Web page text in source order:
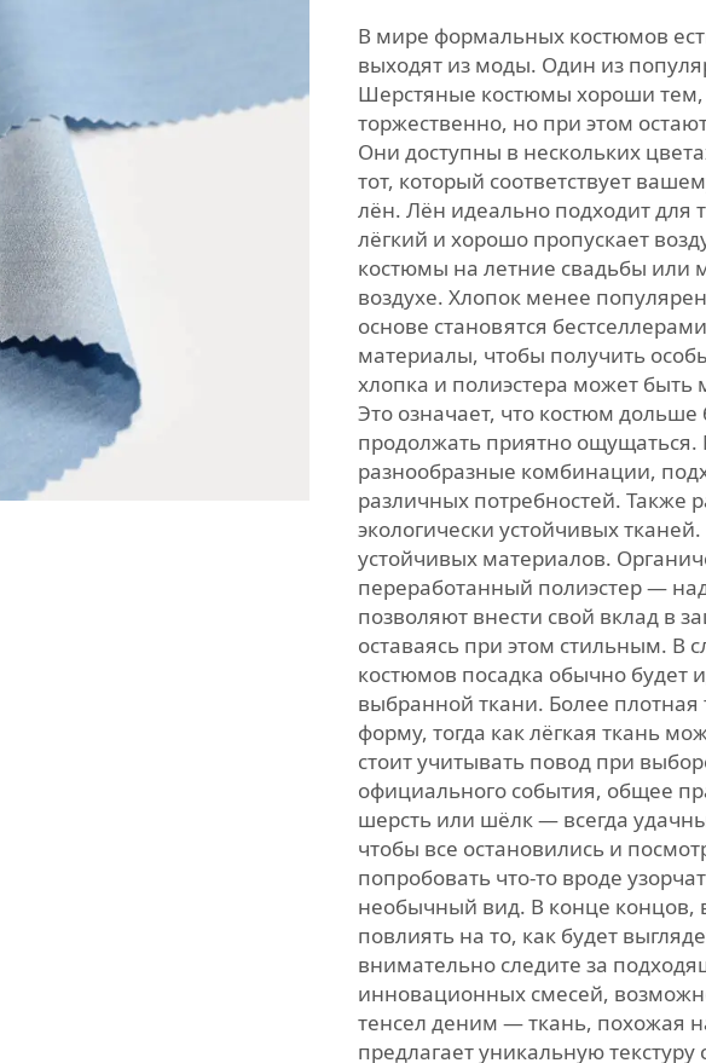
В мире формальных костюмов
выходят из моды. Один из
Шерстяные костюмы хороши тем,
торжественно, но при этом
Они доступны в нескольких
тот, который соответствует
лён. Лён идеально подходит для
лёгкий и хорошо пропускает
костюмы на летние свадьбы или
воздухе. Хлопок менее
основе становятся
материалы, чтобы получить
хлопка и полиэстера может
Это означает, что костюм
продолжать приятно ощущаться.
разнообразные комбинации,
различных потребностей. Также
экологически устойчивых
устойчивых материалов.
переработанный полиэстер —
позволяют внести свой вклад в
оставаясь при этом стильным. В
костюмов посадка обычно будет
выбранной ткани. Более
форму, тогда как лёгкая ткань
стоит учитывать повод при
официального события, общее
шерсть или шёлк — всегда
чтобы все остановились и
попробовать что-то вроде
необычный вид. В конце концов,
повлиять на то, как будет
внимательно следите за
инновационных смесей,
тенсел деним — ткань, похожая
предлагает уникальную